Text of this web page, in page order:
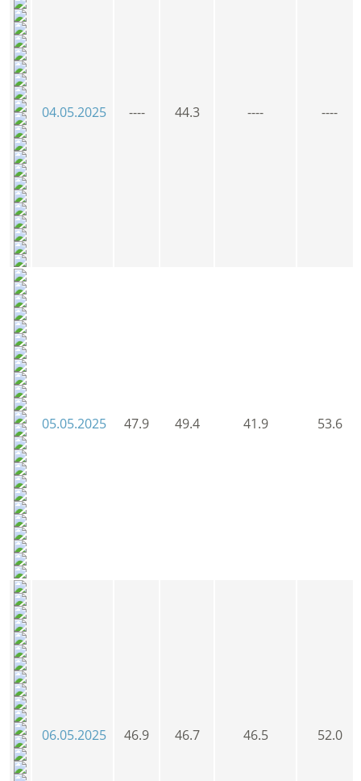
04.05.2025 ---- 44.3 ---- ----
05.05.2025 47.9 49.4 41.9 53.6
06.05.2025 46.9 46.7 46.5 52.0